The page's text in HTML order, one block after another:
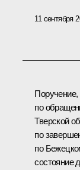
11 сентября
Поручение,
по
Тверской
по
по
состояние